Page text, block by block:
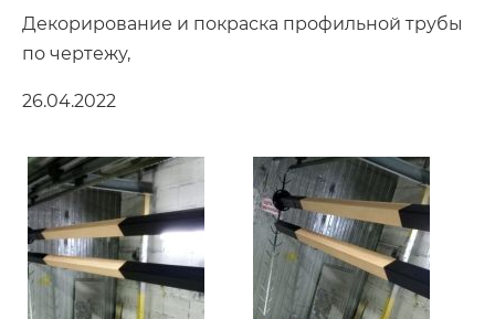
Декорирование и покраска профильной трубы
по чертежу,
26.04.2022